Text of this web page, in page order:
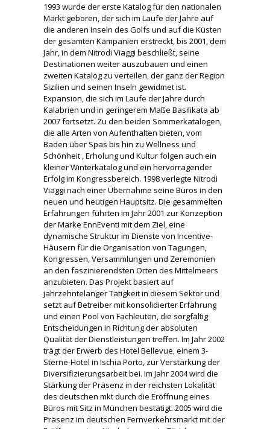
1993 wurde der erste Katalog für den nationalen
Markt geboren, der sich im Laufe der Jahre auf
die anderen Inseln des Golfs und auf die Küsten
der gesamten Kampanien erstreckt, bis 2001, dem
Jahr, in dem Nitrodi Viaggi beschließt, seine
Destinationen weiter auszubauen und einen
zweiten Katalog zu verteilen, der ganz der Region
Sizilien und seinen Inseln gewidmet ist.
Expansion, die sich im Laufe der Jahre durch
Kalabrien und in geringerem Maße Basilikata ab
2007 fortsetzt. Zu den beiden Sommerkatalogen,
die alle Arten von Aufenthalten bieten, vom
Baden über Spas bis hin zu Wellness und
Schönheit , Erholung und Kultur folgen auch ein
kleiner Winterkatalog und ein hervorragender
Erfolg im Kongressbereich. 1998 verlegte Nitrodi
Viaggi nach einer Übernahme seine Büros in den
neuen und heutigen Hauptsitz. Die gesammelten
Erfahrungen führten im Jahr 2001 zur Konzeption
der Marke EnnEventi mit dem Ziel, eine
dynamische Struktur im Dienste von Incentive-
Häusern für die Organisation von Tagungen,
Kongressen, Versammlungen und Zeremonien
an den faszinierendsten Orten des Mittelmeers
anzubieten. Das Projekt basiert auf
jahrzehntelanger Tätigkeit in diesem Sektor und
setzt auf Betreiber mit konsolidierter Erfahrung
und einen Pool von Fachleuten, die sorgfältig
Entscheidungen in Richtung der absoluten
Qualität der Dienstleistungen treffen. Im Jahr 2002
trägt der Erwerb des Hotel Bellevue, einem 3-
Sterne-Hotel in Ischia Porto, zur Verstärkung der
Diversifizierungsarbeit bei. Im Jahr 2004 wird die
Stärkung der Präsenz in der reichsten Lokalität
des deutschen mkt durch die Eröffnung eines
Büros mit Sitz in München bestätigt. 2005 wird die
Präsenz im deutschen Fernverkehrsmarkt mit der